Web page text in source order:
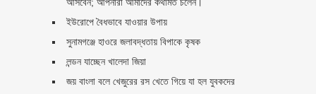
ইউরোপে বৈধভাবে যাওয়ার উপায়
সুনামগঞ্জে হাওরে জলাবদ্ধতায় বিপাকে কৃষক
লন্ডন যাচ্ছেন খালেদা জিয়া
জয় বাংলা বলে খেজুরের রস খেতে গিয়ে যা হল যুবকদের